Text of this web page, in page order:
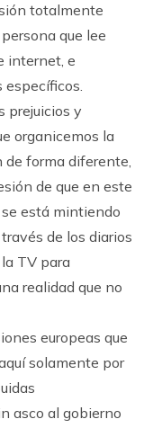
totalmente
que lee
internet, e
prejuicios y
organicemos la
forma diferente,
de que en este
está mintiendo
de los diarios
TV para
realidad que no
europeas que
solamente por
asco al gobierno